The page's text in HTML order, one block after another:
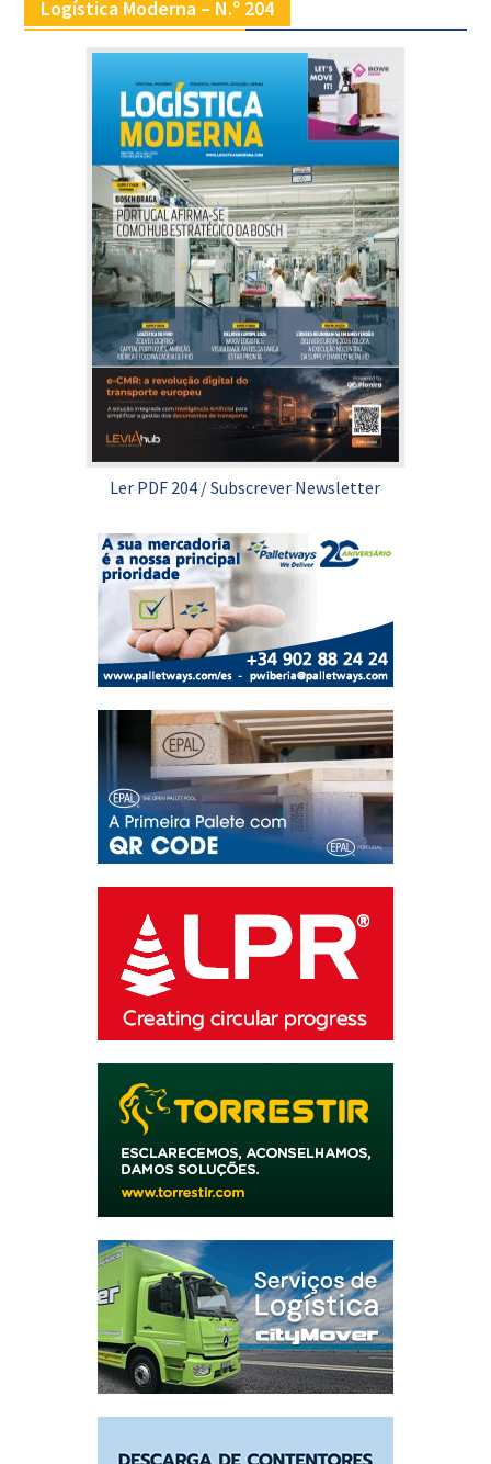
Logística Moderna – N.º 204
Ler PDF 204 /Subscrever Newsletter